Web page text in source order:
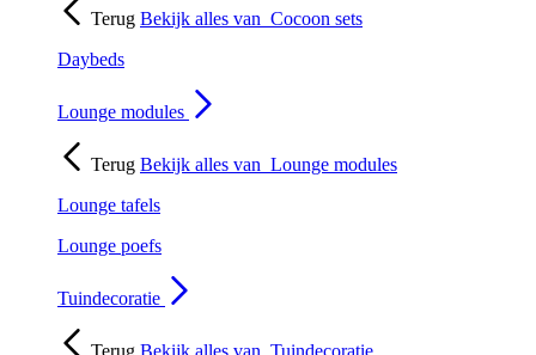
Terug Bekijk alles van Cocoon sets
Daybeds
Lounge modules
Terug Bekijk alles van Lounge modules
Lounge tafels
Lounge poefs
Tuindecoratie
Terug Bekijk alles van Tuindecoratie